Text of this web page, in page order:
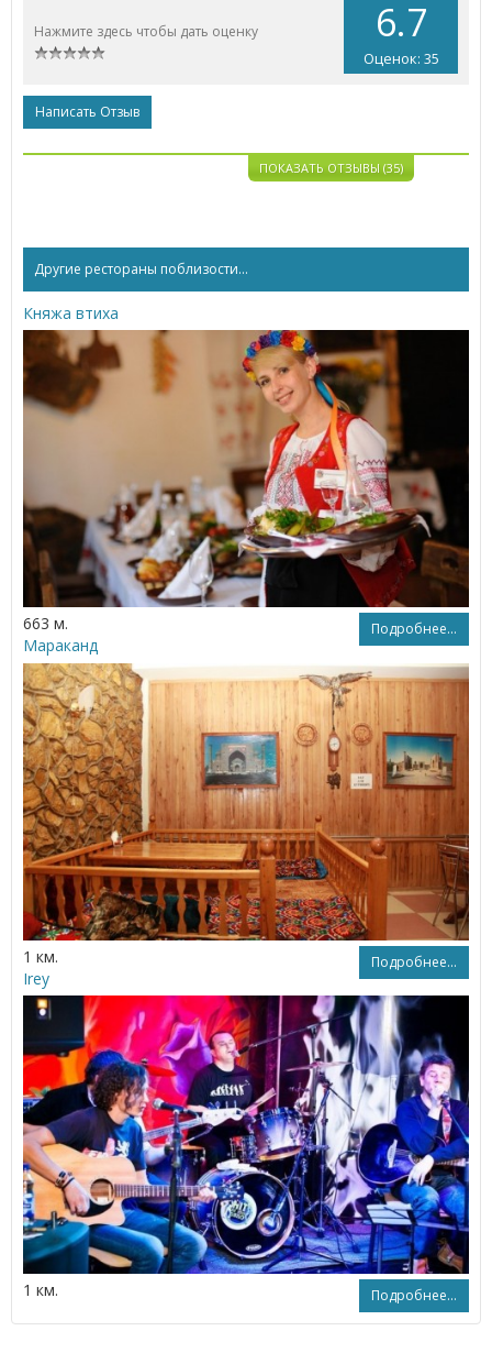
6.7
Оценок: 35
Нажмите здесь чтобы дать оценку
Написать Отзыв
ПОКАЗАТЬ ОТЗЫВЫ (35)
Другие рестораны поблизости...
Княжа втиха
663 м. Подробнее...
Мараканд
1 км. Подробнее...
Irey
1 км. Подробнее...